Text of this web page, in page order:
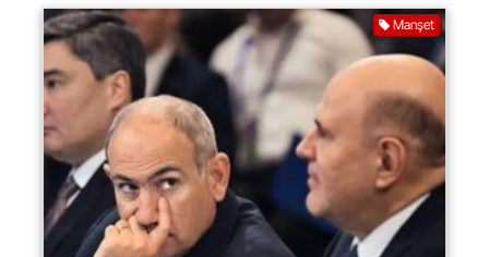
Manşet